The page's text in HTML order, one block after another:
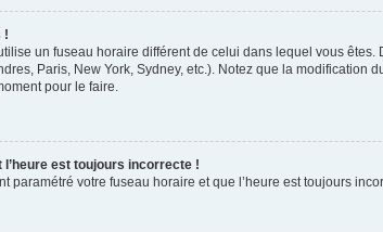
!
un fuseau horaire différent de celui dans lequel vous êtes.
Paris, New York, Sydney, etc.). Notez que la
pour le faire.
l’heure est toujours incorrecte !
paramétré votre fuseau horaire et que l’heure est toujours